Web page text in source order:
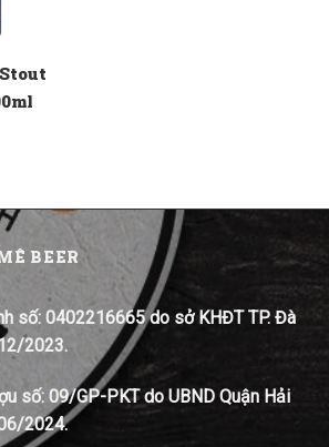
BEER
số: 0402216665 do sở KHĐT TP. Đà
2023.
số: 09/GP-PKT do UBND Quận Hải
2024.